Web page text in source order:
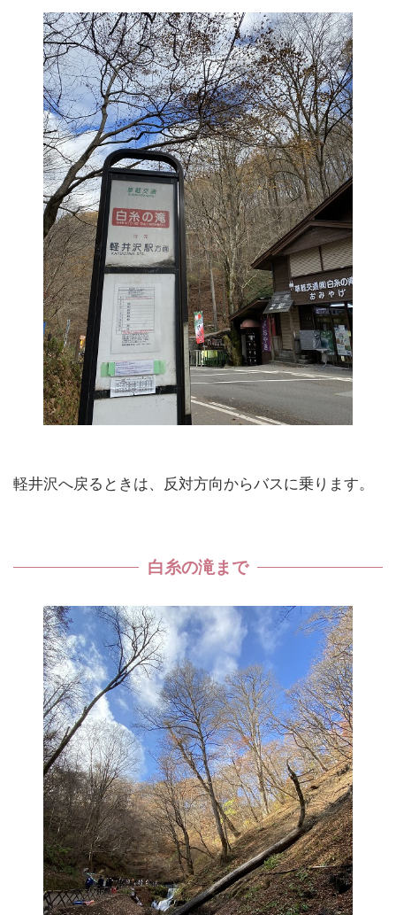
軽井沢へ戻るときは、反対方向からバスに乗ります。
白糸の滝まで